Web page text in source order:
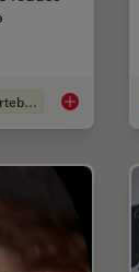
Cirurgia da coluna vertebral Advanced